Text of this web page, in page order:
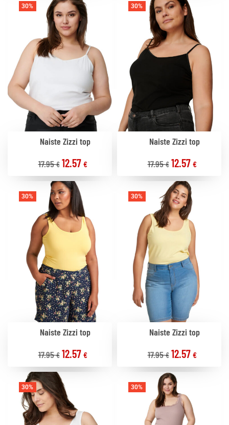
30%
Naiste Zizzi top
17.95€ 12.57 €
30%
Naiste Zizzi top
17.95€ 12.57 €
30%
Naiste Zizzi top
17.95€ 12.57 €
30%
Naiste Zizzi top
17.95€ 12.57 €
30% 30%